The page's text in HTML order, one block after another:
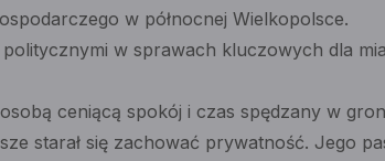
w północnej Wielkopolsce.
w sprawach kluczowych dla
ceniącą spokój i czas spędzany w
starał się zachować prywatność. Jego